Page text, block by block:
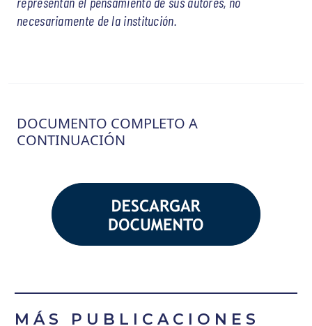
necesariamente de la institución.
DOCUMENTO COMPLETO A
CONTINUACIÓN
MÁS PUBLICACIONES